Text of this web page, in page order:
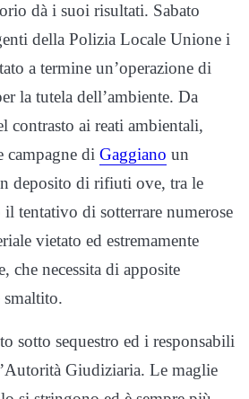
dà i suoi risultati. Sabato
della Polizia Locale Unione i
a termine un’operazione di
la tutela dell’ambiente. Da
contrasto ai reati ambientali,
campagne di Gaggiano un
deposito di rifiuti ove, tra le
il tentativo di sotterrare numerose
vietato ed estremamente
che necessita di apposite
smaltito.
sotto sequestro ed i responsabili
Giudiziaria. Le maglie